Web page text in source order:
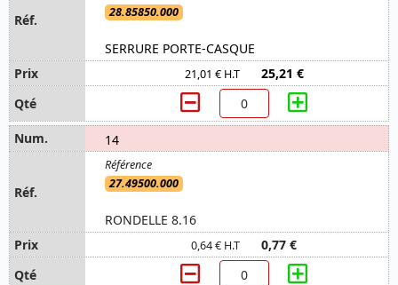
28.85850.000
SERRURE PORTE-CASQUE
21,01 € H.T 25,21 €
14
27.49500.000
RONDELLE 8.16
0,64 € H.T 0,77 €